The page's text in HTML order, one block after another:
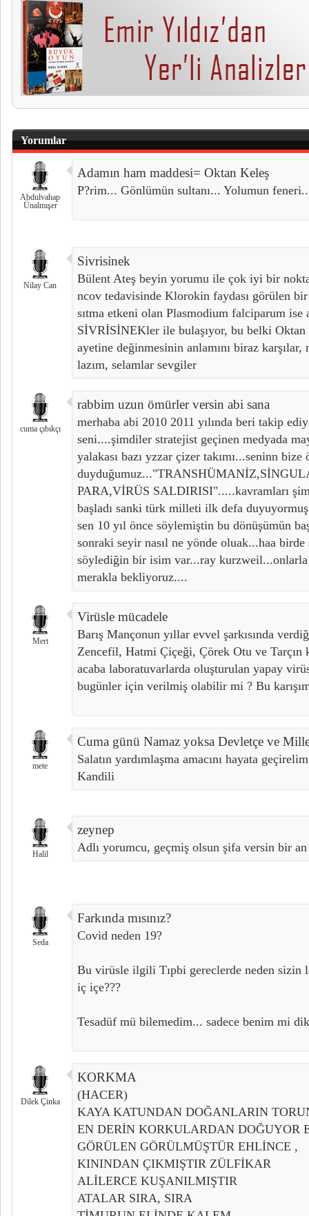
Yorumlar
Abdulvahap
Ünalmışer
Adamın ham maddesi= Oktan Keleş
P?rim... Gönlümün sultanı... Yolumun
Nilay Can
Sivrisinek
Bülent Ateş beyin yorumu ile çok iyi bir
ncov tedavisinde Klorokin faydası görülen
sıtma etkeni olan Plasmodium falciparum
SİVRİSİNEKler ile bulaşıyor, bu belki
ayetine değinmesinin anlamını biraz
lazım, selamlar sevgiler
cuma çıbıkçı
rabbim uzun ömürler versin abi sana
merhaba abi 2010 2011 yılında beri takip
seni....şimdiler stratejist geçinen medyada
yalakası bazı yzzar çizer takımı...seninn
PARA,VİRÜS SALDIRISI".....kavramları
başladı sanki türk milleti ilk defa
sen 10 yıl önce söylemiştin bu dönüşümün
sonraki seyir nasıl ne yönde oluak...haa
söylediğin bir isim var...ray
merakla bekliyoruz....
Mert
Virüsle mücadele
Barış Mançonun yıllar evvel şarkısında
Zencefil, Hatmi Çiçeği, Çörek Otu ve Tarçın
acaba laboratuvarlarda oluşturulan yapay
bugünler için verilmiş olabilir mi ? Bu
mete
Cuma günü Namaz yoksa Devletçe ve
Salatın yardımlaşma amacını hayata
Kandili
Halil
zeynep
Adlı yorumcu, geçmiş olsun şifa versin bir
Seda
Farkında mısınız?
Covid neden 19?
Bu virüsle ilgili Tıpbi gereclerde neden sizin
iç içe???
Tesadüf mü bilemedim... sadece benim mi
Dilek Çinka
KORKMA
(HACER)
KAYA KATUNDAN DOĞANLARIN
EN DERİN KORKULARDAN DOĞUYOR
GÖRÜLEN GÖRÜLMÜŞTÜR EHLİNCE ,
KININDAN ÇIKMIŞTIR ZÜLFİKAR
ALİLERCE KUŞANILMIŞTIR
ATALAR SIRA, SIRA